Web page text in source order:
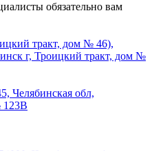
обязательно вам
тракт, дом № 46),
г, Троицкий тракт, дом №
Челябинская обл,
123В